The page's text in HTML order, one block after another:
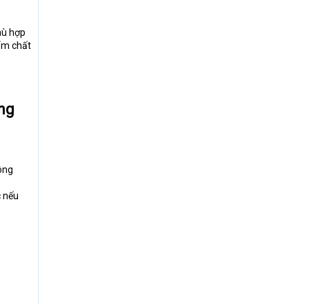
hợp
chất
nếu